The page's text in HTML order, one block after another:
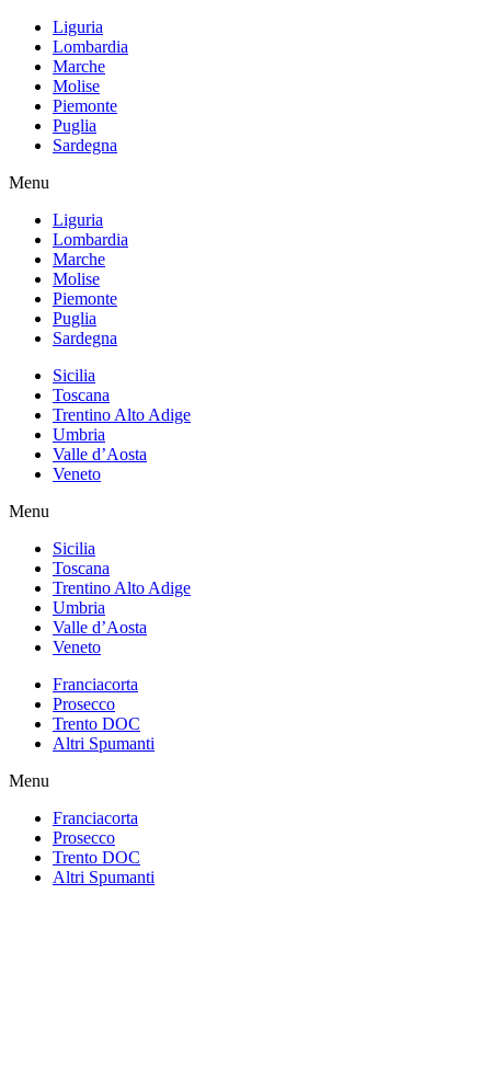
Liguria
Lombardia
Marche
Molise
Piemonte
Puglia
Sardegna
Menu
Liguria
Lombardia
Marche
Molise
Piemonte
Puglia
Sardegna
Sicilia
Toscana
Trentino Alto Adige
Umbria
Valle d’Aosta
Veneto
Menu
Sicilia
Toscana
Trentino Alto Adige
Umbria
Valle d’Aosta
Veneto
Franciacorta
Prosecco
Trento DOC
Altri Spumanti
Menu
Franciacorta
Prosecco
Trento DOC
Altri Spumanti